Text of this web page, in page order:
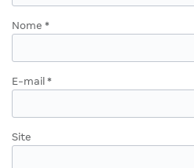
Nome *
E-mail *
Site